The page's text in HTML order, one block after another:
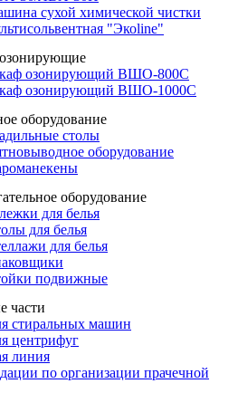
сухой химической чистки
"Экоline"
озонирующий ВШО-800С
озонирующий ВШО-1000С
оборудование
столы
оборудование
оборудование
для белья
для белья
для белья
подвижные
части
стиральных машин
центрифуг
линия
по организации прачечной